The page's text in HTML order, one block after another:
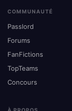
COMMUNAUTÉ
Passlord
Forums
FanFictions
TopTeams
Concours